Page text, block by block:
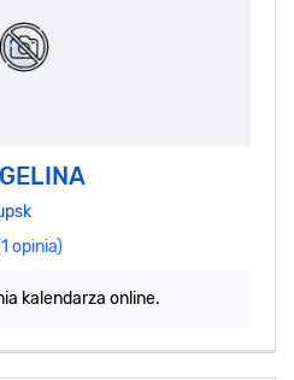
opinia)
kalendarza online.